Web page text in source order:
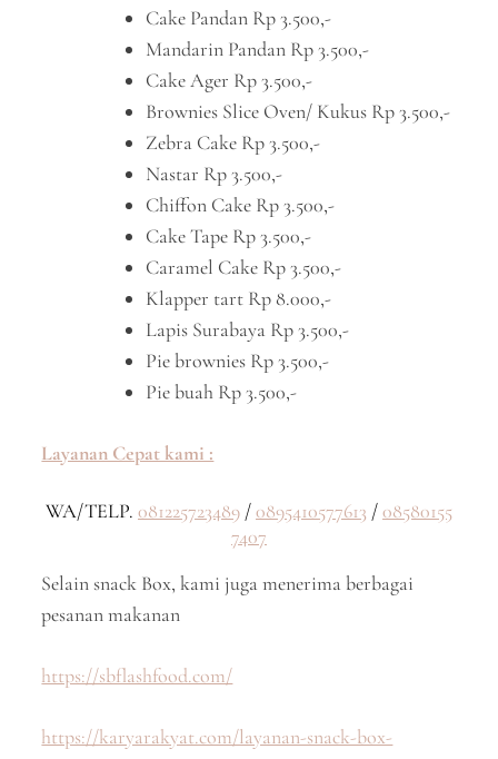
Cake Pandan Rp 3.500,-
Mandarin Pandan Rp 3.500,-
Cake Ager Rp 3.500,-
Brownies Slice Oven/ Kukus Rp 3.500,-
Zebra Cake Rp 3.500,-
Nastar Rp 3.500,-
Chiffon Cake Rp 3.500,-
Cake Tape Rp 3.500,-
Caramel Cake Rp 3.500,-
Klapper tart Rp 8.000,-
Lapis Surabaya Rp 3.500,-
Pie brownies Rp 3.500,-
Pie buah Rp 3.500,-
Layanan Cepat kami :
WA/TELP. 081225723489 /0895410577613 /08580155
7407
Selain snack Box, kami juga menerima berbagai
pesanan makanan
https://sbflashfood.com/
https://karyarakyat.com/layanan-snack-box-